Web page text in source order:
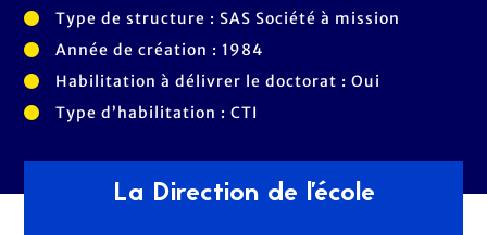
Type de structure : SAS Société à mission
Année de création : 1984
Habilitation à délivrer le doctorat : Oui
Type d’habilitation : CTI
La Direction de l'école